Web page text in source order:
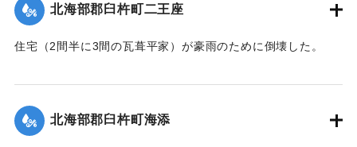
【出典：大分新聞 大正7年7月16日7面（15日夕刊）】
｜固有コード: 002680197
北海部郡臼杵町二王座
住宅（2間半に3間の瓦葺平家）が豪雨のために倒壊した。
｜固有コード:
北海部郡臼杵町海添